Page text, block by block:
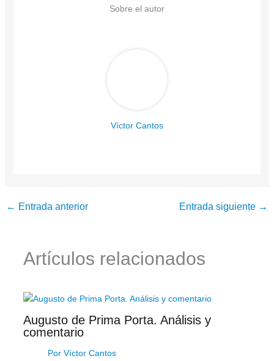
Sobre el autor
Víctor Cantos
← Entrada anterior Entrada siguiente →
Artículos relacionados
Augusto de Prima Porta. Análisis y
comentario
Por Víctor Cantos